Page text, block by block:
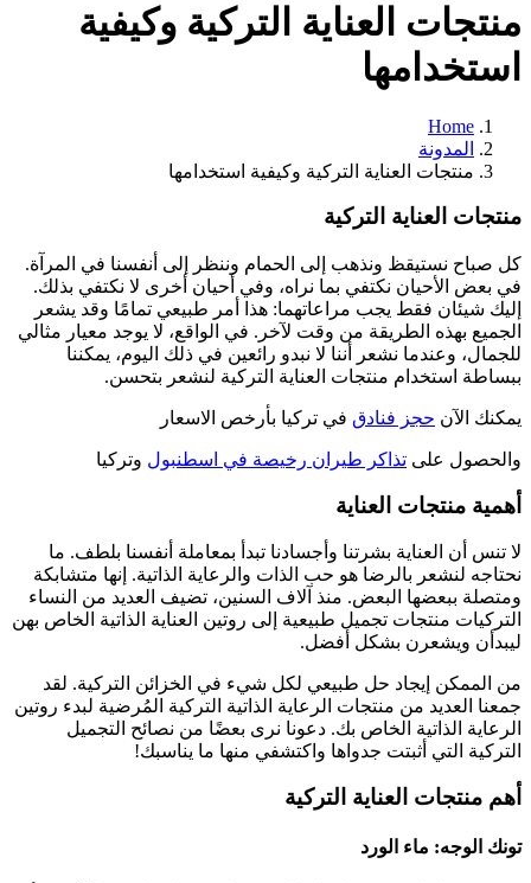
منتجات العناية التركية وكيفية
استخدامها
Home
المدونة
منتجات العناية التركية وكيفية استخدامها
منتجات العناية التركية
كل صباح نستيقظ ونذهب إلى الحمام وننظر إلى أنفسنا في المرآة.
في بعض الأحيان نكتفي بما نراه، وفي أحيان أخرى لا نكتفي بذلك.
إليك شيئان فقط يجب مراعاتهما: هذا أمر طبيعي تمامًا وقد يشعر
الجميع بهذه الطريقة من وقت لآخر. في الواقع، لا يوجد معيار مثالي
للجمال، وعندما نشعر أننا لا نبدو رائعين في ذلك اليوم، يمكننا
ببساطة استخدام منتجات العناية التركية لنشعر بتحسن.
يمكنك الآن حجز فنادق في تركيا بأرخص الاسعار
والحصول على تذاكر طيران رخيصة في اسطنبول وتركيا
أهمية منتجات العناية
لا تنس أن العناية بشرتنا وأجسادنا تبدأ بمعاملة أنفسنا بلطف. ما
نحتاجه لنشعر بالرضا هو حب الذات والرعاية الذاتية. إنها متشابكة
ومتصلة ببعضها البعض. منذ آلاف السنين، تضيف العديد من النساء
التركيات منتجات تجميل طبيعية إلى روتين العناية الذاتية الخاص بهن
ليبدأن ويشعرن بشكل أفضل.
من الممكن إيجاد حل طبيعي لكل شيء في الخزائن التركية. لقد
جمعنا العديد من منتجات الرعاية الذاتية التركية المُرضية لبدء روتين
الرعاية الذاتية الخاص بك. دعونا نرى بعضًا من نصائح التجميل
التركية التي أثبتت جدواها واكتشفي منها ما يناسبك!
أهم منتجات العناية التركية
تونك الوجه: ماء الورد